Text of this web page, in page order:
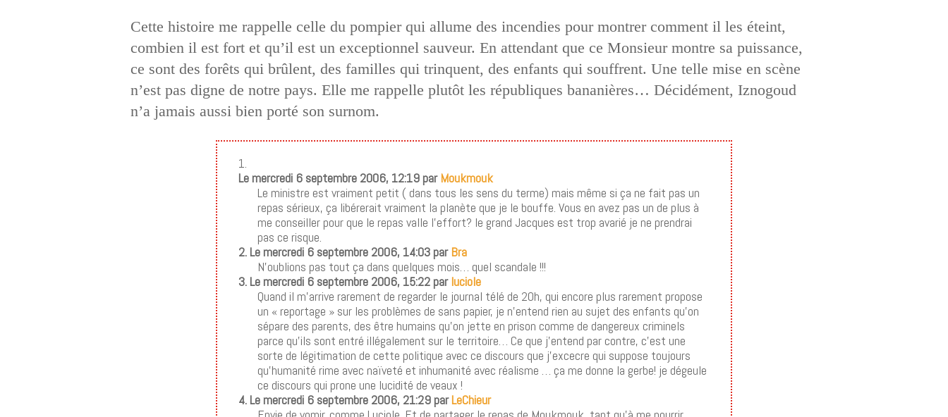
Cette histoire me rappelle celle du pompier qui allume des incendies pour montrer comment il les éteint,
combien il est fort et qu’il est un exceptionnel sauveur. En attendant que ce Monsieur montre sa puissance,
ce sont des forêts qui brûlent, des familles qui trinquent, des enfants qui souffrent. Une telle mise en scène
n’est pas digne de notre pays. Elle me rappelle plutôt les républiques bananières… Décidément, Iznogoud
n’a jamais aussi bien porté son surnom.
1.
Le mercredi 6 septembre 2006, 12:19 parMoukmouk
Le ministre est vraiment petit ( dans tous les sens du terme) mais même si ça ne fait pas un
repas sérieux, ça libérerait vraiment la planète que je le bouffe. Vous en avez pas un de plus à
me conseiller pour que le repas valle l’effort? le grand Jacques est trop avarié je ne prendrai
pas ce risque.
2. Le mercredi 6 septembre 2006, 14:03 parBra
N’oublions pas tout ça dans quelques mois… quel scandale !!!
3. Le mercredi 6 septembre 2006, 15:22 parluciole
Quand il m’arrive rarement de regarder le journal télé de 20h, qui encore plus rarement propose
un « reportage » sur les problèmes de sans papier, je n’entend rien au sujet des enfants qu’on
sépare des parents, des être humains qu’on jette en prison comme de dangereux criminels
parce qu’ils sont entré illégalement sur le territoire… Ce que j’entend par contre, c’est une
sorte de légitimation de cette politique avec ce discours que j’excecre qui suppose toujours
qu’humanité rime avec naïveté et inhumanité avec réalisme … ça me donne la gerbe! je dégeule
ce discours qui prone une lucidité de veaux !
4. Le mercredi 6 septembre 2006, 21:29 parLeChieur